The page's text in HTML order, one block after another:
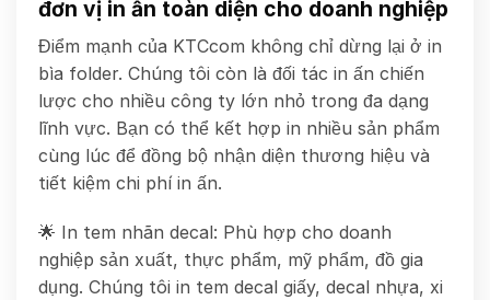
đơn vị in ấn toàn diện cho doanh nghiệp
Điểm mạnh của KTCcom không chỉ dừng lại ở in
bìa folder. Chúng tôi còn là đối tác in ấn chiến
lược cho nhiều công ty lớn nhỏ trong đa dạng
lĩnh vực. Bạn có thể kết hợp in nhiều sản phẩm
cùng lúc để đồng bộ nhận diện thương hiệu và
tiết kiệm chi phí in ấn.
🌟 In tem nhãn decal: Phù hợp cho doanh
nghiệp sản xuất, thực phẩm, mỹ phẩm, đồ gia
dụng. Chúng tôi in tem decal giấy, decal nhựa, xi